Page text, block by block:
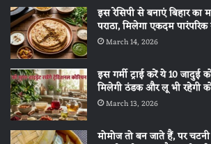
इस रेसिपी से बनाएं बिहार
पराठा, मिलेगा एकदम पारंपरिक
March 14, 2026
इस गर्मी ट्राई करें ये 10 जादुई
मिलेगी ठंडक और लू भी रहेगी
March 13, 2026
मोमोज तो बन जाते हैं, पर